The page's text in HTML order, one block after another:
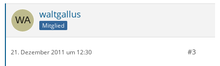
waltgallus
Mitglied
21. Dezember 2011 um 12:30 #3